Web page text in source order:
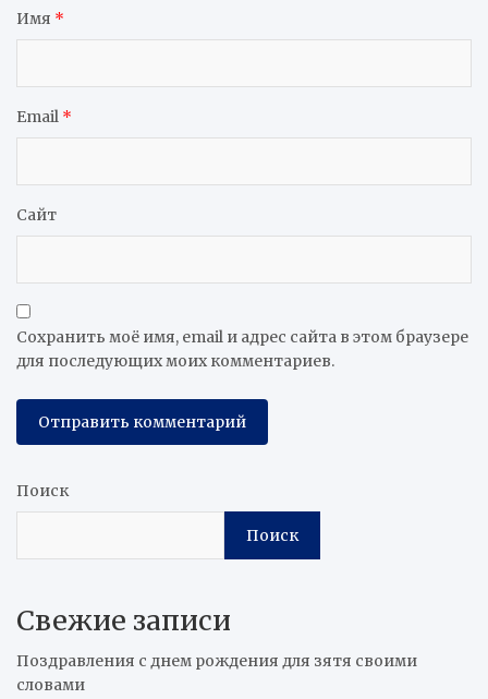
Имя *
Email *
Сайт
Сохранить моё имя, email и адрес сайта в этом браузере
для последующих моих комментариев.
Поиск
Поиск
Свежие записи
Поздравления с днем рождения для зятя своими
словами